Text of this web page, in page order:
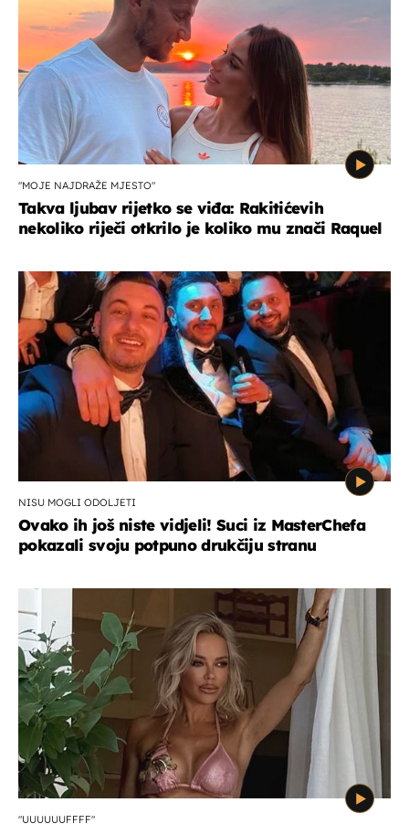
"MOJE NAJDRAŽE MJESTO"
Takva ljubav rijetko se viđa: Rakitićevih
nekoliko riječi otkrilo je koliko mu znači Raquel
NISU MOGLI ODOLJETI
Ovako ih još niste vidjeli! Suci iz MasterChefa
pokazali svoju potpuno drukčiju stranu
"UUUUUUFFFF"